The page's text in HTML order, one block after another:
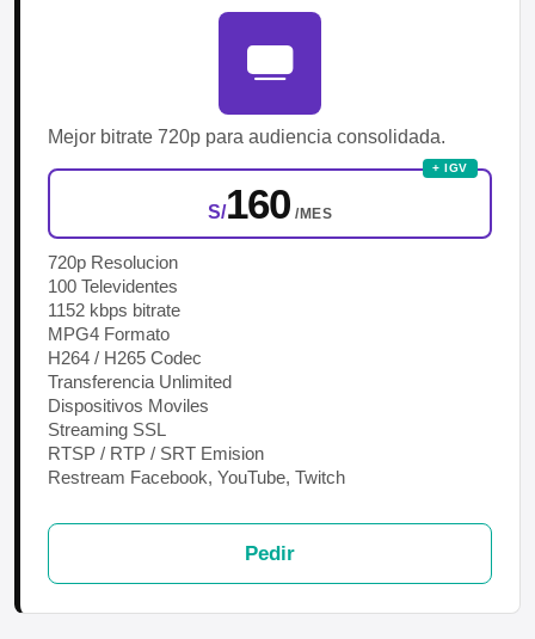
Mejor bitrate 720p para audiencia consolidada.
+ IGV
S/160 /MES
720p Resolucion
100 Televidentes
1152 kbps bitrate
MPG4 Formato
H264 / H265 Codec
Transferencia Unlimited
Dispositivos Moviles
Streaming SSL
RTSP / RTP / SRT Emision
Restream Facebook, YouTube, Twitch
Pedir